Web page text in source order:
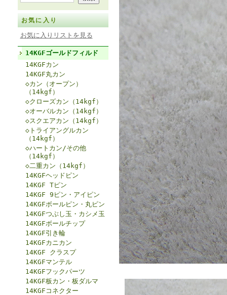
お気に入り
お気に入りリストを見る
14KGFゴールドフィルド
14KGFカン
14KGF丸カン
◇カン（オープン）
（14kgf）
◇クローズカン（14kgf）
◇オーバルカン（14kgf）
◇スクエアカン（14kgf）
◇トライアングルカン
（14kgf）
◇ハートカン/その他
（14kgf）
◇二重カン（14kgf）
14KGFヘッドピン
14KGF Tピン
14KGF 9ピン・アイピン
14KGFボールピン・丸ピン
14KGFつぶし玉・カシメ玉
14KGFボールチップ
14KGF引き輪
14KGFカニカン
14KGF クラスプ
14KGFマンテル
14KGFフックパーツ
14KGF板カン・板ダルマ
14KGFコネクター